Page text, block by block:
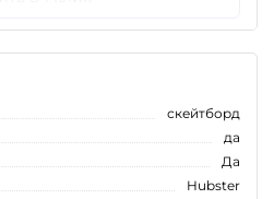
скейтборд
да
Да
Hubster